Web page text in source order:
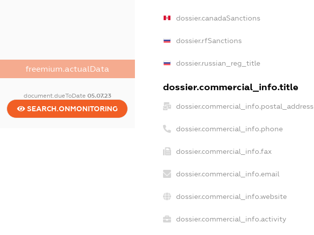
freemium.actualData
document.dueToDate 05.07.23
SEARCH.ONMONITORING
dossier.canadaSanctions
dossier.rfSanctions
dossier.russian_reg_title
dossier.commercial_info.title
dossier.commercial_info.postal_address
dossier.commercial_info.phone
dossier.commercial_info.fax
dossier.commercial_info.email
dossier.commercial_info.website
dossier.commercial_info.activity